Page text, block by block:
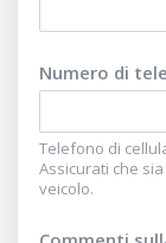
Numero di
Telefono di
Assicurati che
veicolo.